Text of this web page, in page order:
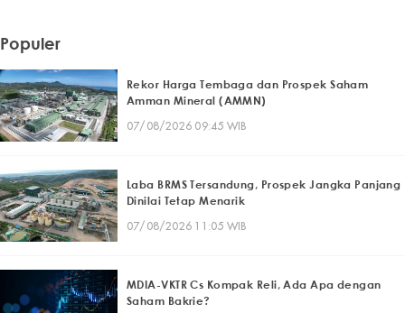
Populer
Rekor Harga Tembaga dan Prospek Saham
Amman Mineral (AMMN)
07/08/2026 09:45 WIB
Laba BRMS Tersandung, Prospek Jangka Panjang
Dinilai Tetap Menarik
07/08/2026 11:05 WIB
MDIA-VKTR Cs Kompak Reli, Ada Apa dengan
Saham Bakrie?